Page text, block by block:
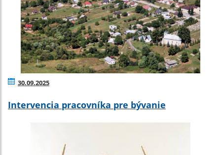
30.09.2025
Intervencia pracovníka pre bývanie